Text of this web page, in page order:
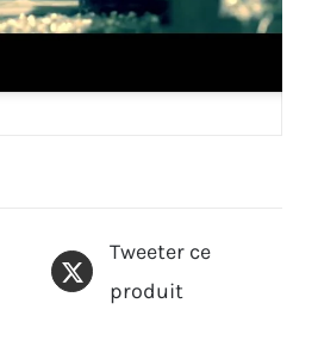
Tweeter ce
produit